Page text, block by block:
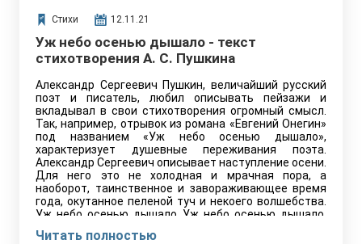
Стихи 12.11.21
Уж небо осенью дышало - текст
стихотворения А. С. Пушкина
Александр Сергеевич Пушкин, величайший русский
поэт и писатель, любил описывать пейзажи и
вкладывал в свои стихотворения огромный смысл.
Так, например, отрывок из романа «Евгений Онегин»
под названием «Уж небо осенью дышало»,
характеризует душевные переживания поэта.
Александр Сергеевич описывает наступление осени.
Для него это не холодная и мрачная пора, а
наоборот, таинственное и завораживающее время
года, окутанное пеленой туч и некоего волшебства.
Уж небо осенью дышало Уж небо осенью дышало,
Читать полностью